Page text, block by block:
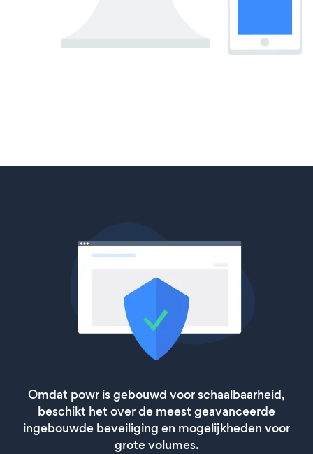
Omdat powr is gebouwd voor schaalbaarheid,
beschikt het over de meest geavanceerde
ingebouwde beveiliging en mogelijkheden voor
grote volumes.